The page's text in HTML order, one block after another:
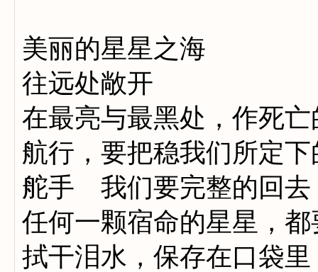
美丽的星星之海
往远处敞开
在最亮与最黑处，作死亡
航行，要把稳我们所定
舵手 我们要完整的回去
任何一颗宿命的星星，
拭干泪水，保存在口袋